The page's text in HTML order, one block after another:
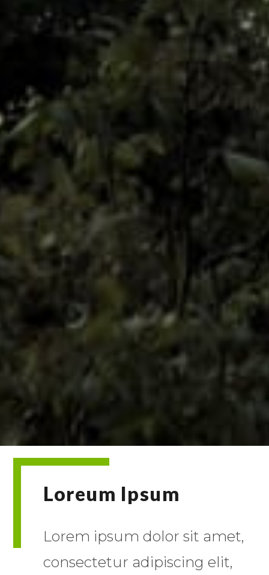
Loreum Ipsum
Lorem ipsum dolor sit amet,
consectetur adipiscing elit,